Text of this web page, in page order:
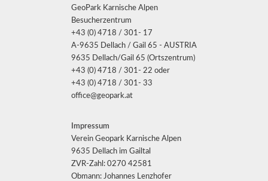
GeoPark Karnische Alpen
Besucherzentrum
+43 (0) 4718 / 301- 17
A-9635 Dellach / Gail 65 - AUSTRIA
9635 Dellach/Gail 65 (Ortszentrum)
+43 (0) 4718 / 301- 22 oder
+43 (0) 4718 / 301- 33
office@geopark.at
Impressum
Verein Geopark Karnische Alpen
9635 Dellach im Gailtal
ZVR-Zahl: 0270 42581
Obmann: Johannes Lenzhofer